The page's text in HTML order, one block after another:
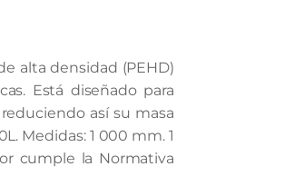
alta densidad (PEHD)
Está diseñado para
así su masa
Medidas: 1 000 mm. 1
cumple la Normativa